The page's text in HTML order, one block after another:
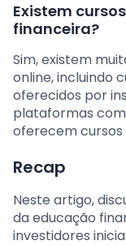
Existem
financeira?
Sim, existem
online, incluindo
oferecidos por
plataformas
oferecem
Recap
Neste artigo,
da educação
investidores